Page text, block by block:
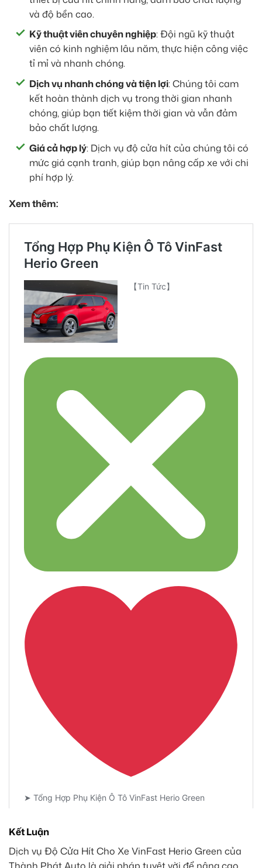
và độ bền cao.
Kỹ thuật viên chuyên nghiệp: Đội ngũ kỹ thuật
viên có kinh nghiệm lâu năm, thực hiện công việc
tỉ mỉ và nhanh chóng.
Dịch vụ nhanh chóng và tiện lợi: Chúng tôi cam
kết hoàn thành dịch vụ trong thời gian nhanh
chóng, giúp bạn tiết kiệm thời gian và vẫn đảm
bảo chất lượng.
Giá cả hợp lý: Dịch vụ độ cửa hít của chúng tôi có
mức giá cạnh tranh, giúp bạn nâng cấp xe với chi
phí hợp lý.
Xem thêm:
Kết Luận
Dịch vụ Độ Cửa Hít Cho Xe VinFast Herio Green của